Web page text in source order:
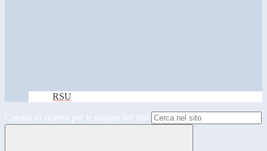
RSU
Campo di ricerca per le pagine del sito